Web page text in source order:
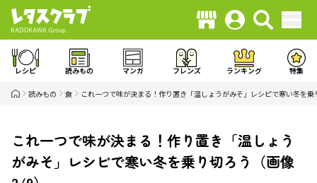
レシピ 読みもの マンガ フレンズ ランキング 特集
読みもの 食 これ一つで味が決まる！作り置き「温しょうがみそ」レシピで寒い冬を乗
これ一つで味が決まる！作り置き「温しょう
がみそ」レシピで寒い冬を乗り切ろう（画像